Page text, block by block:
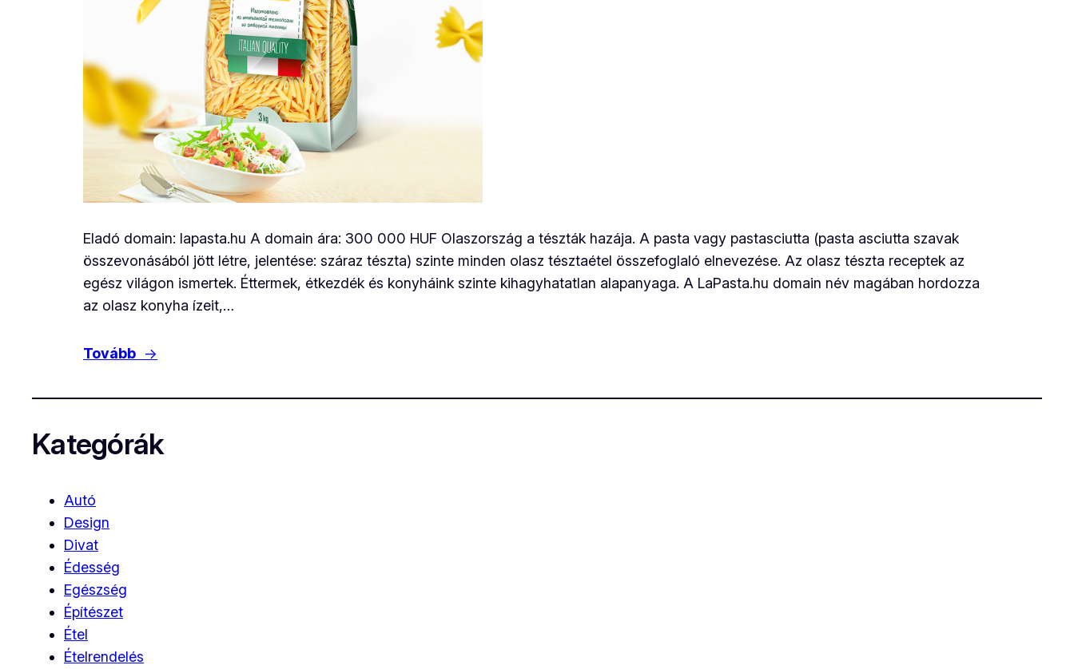
Eladó domain: lapasta.hu A domain ára: 300 000 HUF Olaszország a tészták hazája. A pasta vagy pastasciutta (pasta asciutta szavak
összevonásából jött létre, jelentése: száraz tészta) szinte minden olasz tésztaétel összefoglaló elnevezése. Az olasz tészta receptek az
egész világon ismertek. Éttermek, étkezdék és konyháink szinte kihagyhatatlan alapanyaga. A LaPasta.hu domain név magában hordozza
az olasz konyha ízeit,…
Tovább →
Kategórák
Autó
Design
Divat
Édesség
Egészség
Építészet
Étel
Ételrendelés